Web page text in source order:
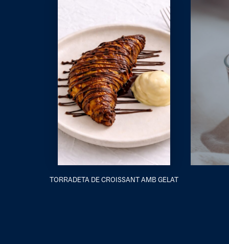
TORRADETA DE CROISSANT AMB GELAT